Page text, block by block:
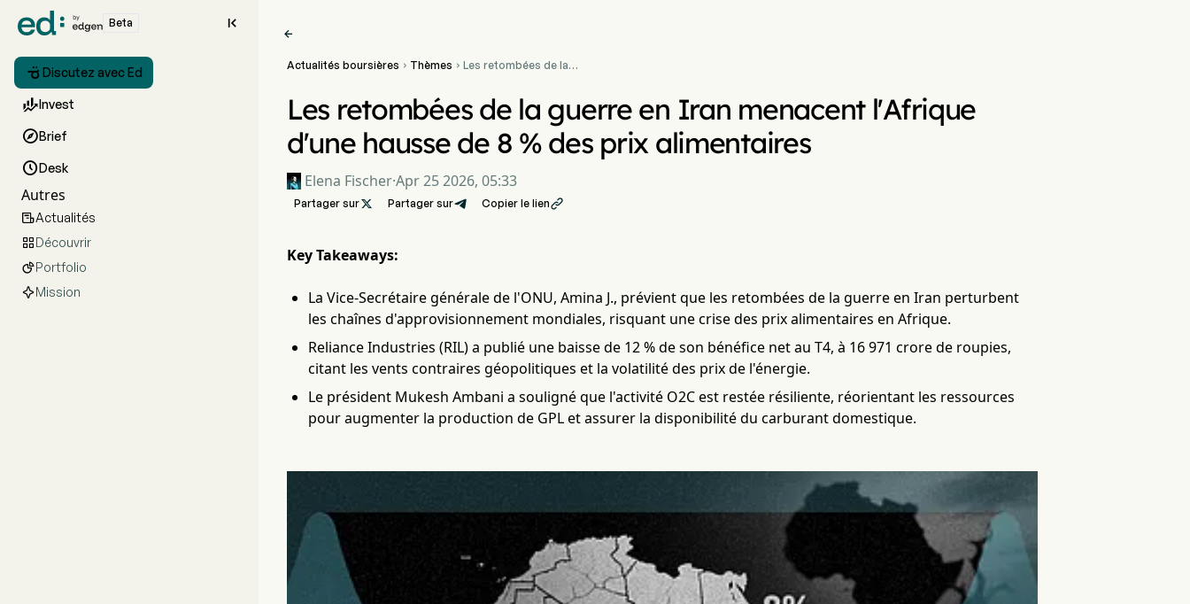
Beta 
 Discutez avec Ed
Invest
Brief
Desk
Autres
Actualités
Découvrir
Portfolio
Mission

Actualités boursières  Thèmes  Les retombées de la
% des prix alimentaires
Les retombées de la guerre en Iran menacent l'Afrique
d'une hausse de 8 % des prix alimentaires
Elena Fischer·Apr 25 2026, 05:33
Partager sur Partager sur Copier le lien
Key Takeaways:
La Vice-Secrétaire générale de l'ONU, Amina J., prévient que les retombées de la guerre en Iran perturbent
les chaînes d'approvisionnement mondiales, risquant une crise des prix alimentaires en Afrique.
Reliance Industries (RIL) a publié une baisse de 12 % de son bénéfice net au T4, à 16 971 crore de roupies,
citant les vents contraires géopolitiques et la volatilité des prix de l'énergie.
Le président Mukesh Ambani a souligné que l'activité O2C est restée résiliente, réorientant les ressources
pour augmenter la production de GPL et assurer la disponibilité du carburant domestique.